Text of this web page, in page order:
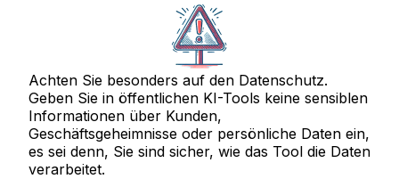
Achten Sie besonders auf den Datenschutz.
Geben Sie in öffentlichen KI-Tools keine sensiblen
Informationen über Kunden,
Geschäftsgeheimnisse oder persönliche Daten ein,
es sei denn, Sie sind sicher, wie das Tool die Daten
verarbeitet.